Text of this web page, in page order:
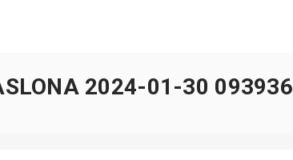
2024-01-30 093936